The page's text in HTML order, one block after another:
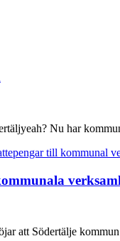
Nu har
att Södertälje